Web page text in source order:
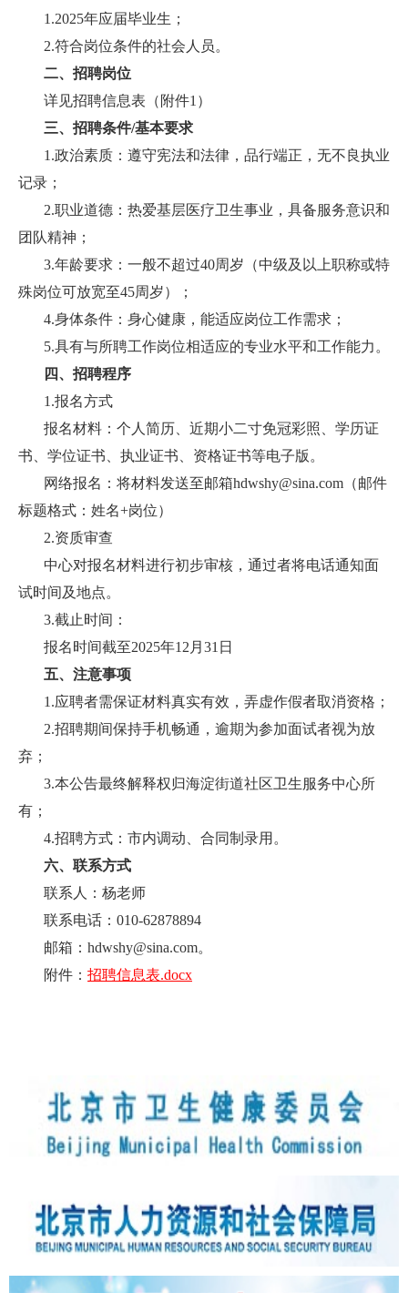
1.2025年应届毕业生；
2.符合岗位条件的社会人员。
二、招聘岗位
详见招聘信息表（附件1）
三、招聘条件/基本要求
1.政治素质：遵守宪法和法律，品行端正，无不良执业
记录；
2.职业道德：热爱基层医疗卫生事业，具备服务意识和
团队精神；
3.年龄要求：一般不超过40周岁（中级及以上职称或特
殊岗位可放宽至45周岁）；
4.身体条件：身心健康，能适应岗位工作需求；
5.具有与所聘工作岗位相适应的专业水平和工作能力。
四、招聘程序
1.报名方式
报名材料：个人简历、近期小二寸免冠彩照、学历证
书、学位证书、执业证书、资格证书等电子版。
网络报名：将材料发送至邮箱hdwshy@sina.com（邮件
标题格式：姓名+岗位）
2.资质审查
中心对报名材料进行初步审核，通过者将电话通知面
试时间及地点。
3.截止时间：
报名时间截至2025年12月31日
五、注意事项
1.应聘者需保证材料真实有效，弄虚作假者取消资格；
2.招聘期间保持手机畅通，逾期为参加面试者视为放
弃；
3.本公告最终解释权归海淀街道社区卫生服务中心所
有；
4.招聘方式：市内调动、合同制录用。
六、联系方式
联系人：杨老师
联系电话：010-62878894
邮箱：hdwshy@sina.com。
附件： 招聘信息表.docx